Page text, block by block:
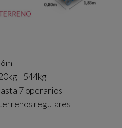
- 544kg
7 operarios
regulares